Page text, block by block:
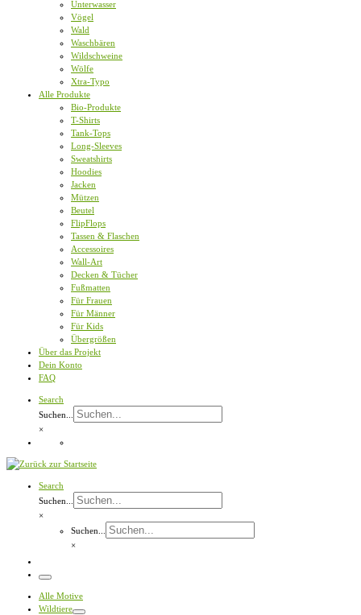
Unterwasser
Vögel
Wald
Waschbären
Wildschweine
Wölfe
Xtra-Typo
Alle Produkte
Bio-Produkte
T-Shirts
Tank-Tops
Long-Sleeves
Sweatshirts
Hoodies
Jacken
Mützen
Beutel
FlipFlops
Tassen & Flaschen
Accessoires
Wall-Art
Decken & Tücher
Fußmatten
Für Frauen
Für Männer
Für Kids
Übergrößen
Über das Projekt
Dein Konto
FAQ
Search
Suchen...
×
Search
Suchen...
×
Suchen...
×
Menü
Alle Motive
Wildtiere